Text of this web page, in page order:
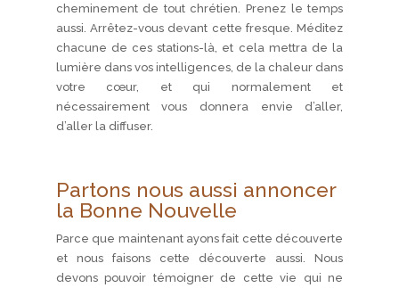
cheminement de tout chrétien. Prenez le temps
aussi. Arrêtez-vous devant cette fresque. Méditez
chacune de ces stations-là, et cela mettra de la
lumière dans vos intelligences, de la chaleur dans
votre cœur, et qui normalement et
nécessairement vous donnera envie d’aller,
d’aller la diffuser.
Partons nous aussi annoncer
la Bonne Nouvelle
Parce que maintenant ayons fait cette découverte
et nous faisons cette découverte aussi. Nous
devons pouvoir témoigner de cette vie qui ne